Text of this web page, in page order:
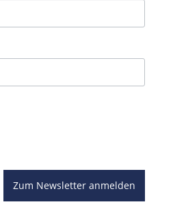
Zum Newsletter anmelden